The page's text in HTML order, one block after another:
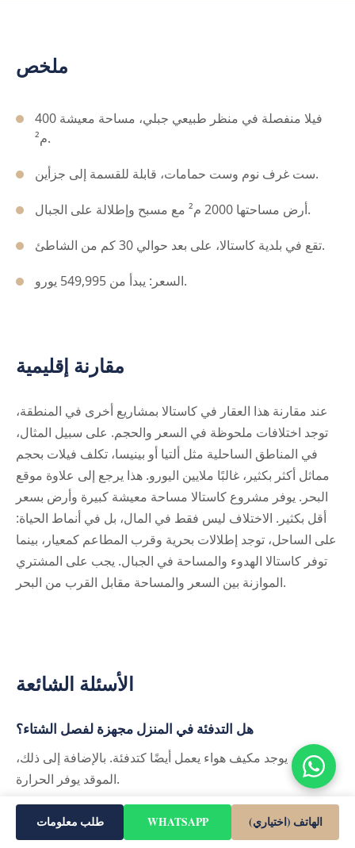
ملخص
فيلا منفصلة في منظر طبيعي جبلي، مساحة معيشة 400
م².
ست غرف نوم وست حمامات، قابلة للقسمة إلى جزأين.
أرض مساحتها 2000 م² مع مسبح وإطلالة على الجبال.
تقع في بلدية كاستالا، على بعد حوالي 30 كم من الشاطئ.
السعر: يبدأ من 549,995 يورو.
مقارنة إقليمية
عند مقارنة هذا العقار في كاستالا بمشاريع أخرى في المنطقة،
توجد اختلافات ملحوظة في السعر والحجم. على سبيل المثال،
في المناطق الساحلية مثل ألتيا أو بينيسا، تكلف فيلات بحجم
مماثل أكثر بكثير، غالبًا ملايين اليورو. هذا يرجع إلى علاوة موقع
البحر. يوفر مشروع كاستالا مساحة معيشة كبيرة وأرض بسعر
أقل بكثير. الاختلاف ليس فقط في المال، بل في أنماط الحياة:
على الساحل، توجد إطلالات بحرية وقرب المطاعم كمعيار، بينما
توفر كاستالا الهدوء والمساحة في الجبال. يجب على المشتري
الموازنة بين السعر والمساحة مقابل القرب من البحر.
الأسئلة الشائعة
هل التدفئة في المنزل مجهزة لفصل الشتاء؟
نعم، يوجد مكيف هواء يعمل أيضًا كتدفئة. بالإضافة إلى ذلك،
الموقد يوفر الحرارة.
طلب معلومات WHATSAPP الهاتف (اختياري)